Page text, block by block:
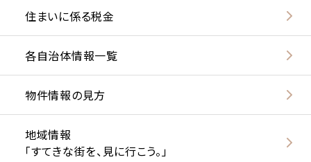
住まいに係る税金
各自治体情報一覧
物件情報の見方
地域情報
「すてきな街を、見に行こう。」